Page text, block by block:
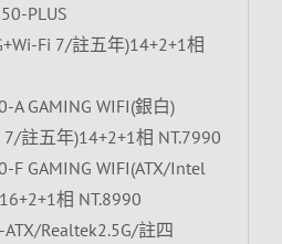
PLUS
Fi 7/註五年)14+2+1相
A GAMING WIFI(銀白)
7/註五年)14+2+1相 NT.7990
F GAMING WIFI(ATX/Intel
相 NT.8990
Realtek2.5G/註四